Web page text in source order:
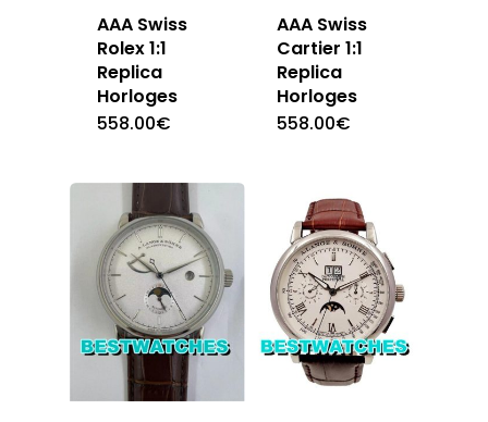
AAA Swiss
Rolex 1:1
Replica
Horloges
558.00€
AAA Swiss
Cartier 1:1
Replica
Horloges
558.00€